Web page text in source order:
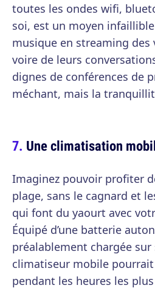
toutes les ondes wifi,
soi, est un moyen
musique en streaming des
voire de leurs
dignes de conférences de
méchant, mais la
Une climatisation
Imaginez pouvoir profiter
plage, sans le cagnard et
qui font du yaourt avec
Équipé d’une batterie
préalablement chargée sur
climatiseur mobile
pendant les heures les